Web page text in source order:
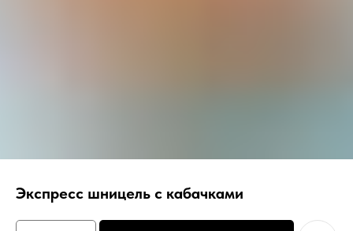
Экспресс шницель с кабачками